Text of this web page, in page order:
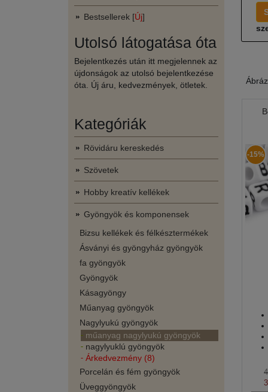
Bestsellerek [Új]
Utolsó látogatása óta
Bejelentkezés után itt megjelennek az
újdonságok az utolsó bejelentkezése
óta. Új áru, kedvezmények, ötletek.
Kategóriák
Rövidáru kereskedés
Szövetek
Hobby kreatív kellékek
Gyöngyök és komponensek
Bizsu kellékek és félkésztermékek
Ásványi és gyöngyház gyöngyök
fa gyöngyök
Gyöngyök
Kásagyöngy
Műanyag gyöngyök
Nagylyukú gyöngyök
műanyag nagylyukú gyöngyök
nagylyuklú gyöngyök
Árkedvezmény (8)
Porcelán és fém gyöngyök
Üveggyöngyök
-15%